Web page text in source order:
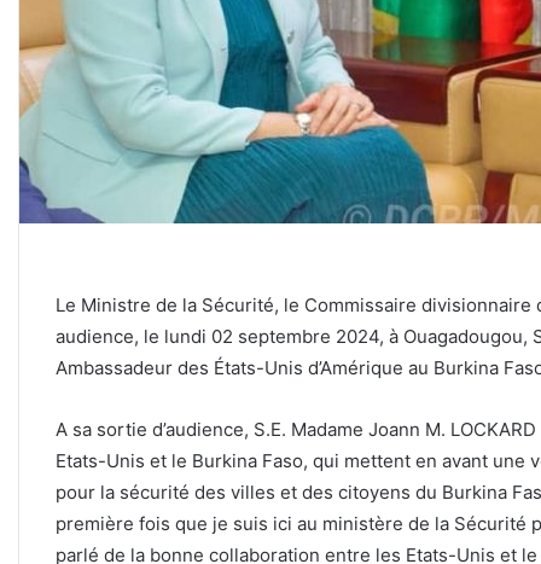
Le Ministre de la Sécurité, le Commissaire divisionnaire
audience, le lundi 02 septembre 2024, à Ouagadougou,
Ambassadeur des États-Unis d’Amérique au Burkina
A sa sortie d’audience, S.E. Madame Joann M.
Etats-Unis et le Burkina Faso, qui mettent en avant
pour la sécurité des villes et des citoyens du Burkina
première fois que je suis ici au ministère de la Sécurité
parlé de la bonne collaboration entre les Etats-Unis et